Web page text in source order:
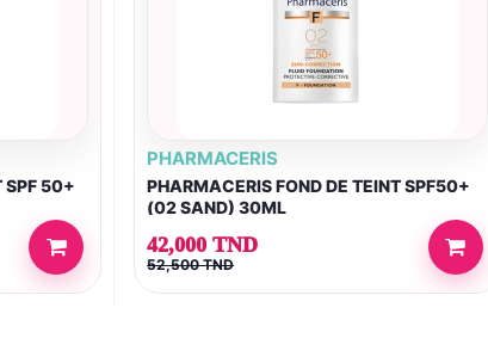
SPF 50+
PHARMACERIS
PHARMACERIS FOND DE TEINT SPF50+
(02 SAND) 30ML
42,000 TND
52,500 TND